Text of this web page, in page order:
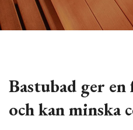
Bastubad ger en
och kan minska